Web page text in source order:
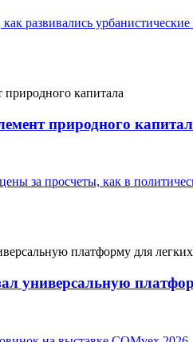
развивались
природного
за просчеты, как в
универсальную